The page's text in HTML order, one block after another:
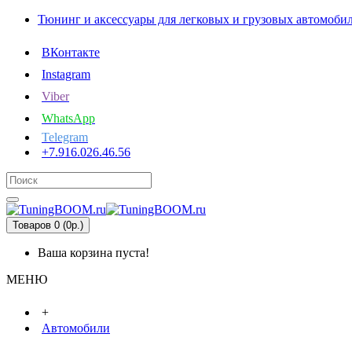
Тюнинг и аксессуары для легковых и грузовых
ВКонтакте
Instagram
Viber
WhatsApp
Telegram
+7.916.026.46.56
Товаров 0 (0р.)
Ваша корзина пуста!
МЕНЮ
+
Автомобили